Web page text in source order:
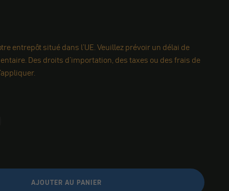
entrepôt situé dans l'UE. Veuillez prévoir un délai de
Des droits d'importation, des taxes ou des frais de
AJOUTER AU PANIER